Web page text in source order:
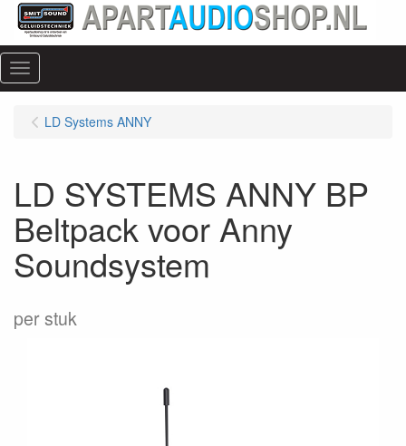
Menu
LD Systems ANNY
LD SYSTEMS ANNY BP
Beltpack voor Anny
Soundsystem
per stuk